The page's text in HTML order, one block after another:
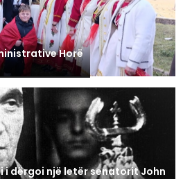
Horë
i dërgoi një letër senatorit John